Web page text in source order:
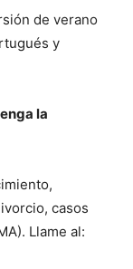
de verano
y
la
casos
Llame al: